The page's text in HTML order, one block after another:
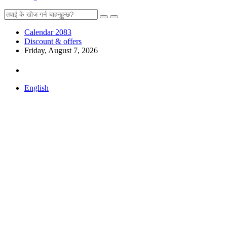
Calendar 2083
Discount & offers
Friday, August 7, 2026
English